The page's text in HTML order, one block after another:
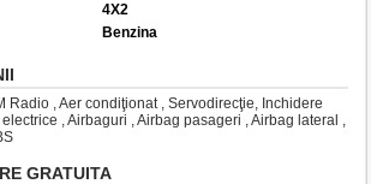
4X2
Benzina
Radio , Aer condiţionat , Servodirecţie, Inchidere
, Airbaguri , Airbag pasageri , Airbag lateral ,
GRATUITA